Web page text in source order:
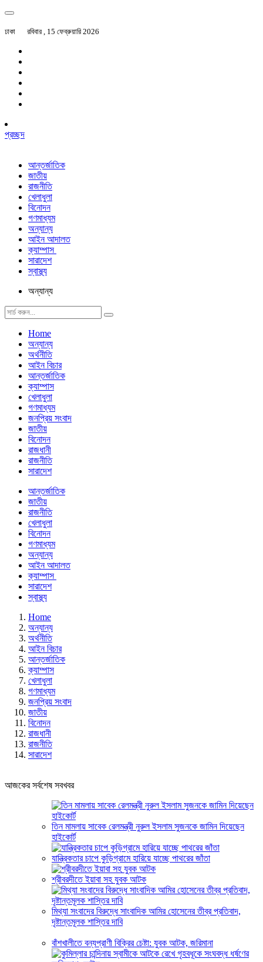
ঢাকা রবিবার , 15 ফেব্রুয়ারি 2026
প্রচ্ছদ
আন্তর্জাতিক
জাতীয়
রাজনীতি
খেলাধুলা
বিনোদন
গণমাধ্যম
অন্যান্য
আইন আদালত
ক্যাম্পাস
সারাদেশ
স্বাস্থ্য
অন্যান্য
Home
অন্যান্য
অর্থনীতি
আইন বিচার
আন্তর্জাতিক
ক্যাম্পাস
খেলাধুলা
গণমাধ্যম
জনপ্রিয় সংবাদ
জাতীয়
বিনোদন
রাজধানী
রাজনীতি
সারাদেশ
আন্তর্জাতিক
জাতীয়
রাজনীতি
খেলাধুলা
বিনোদন
গণমাধ্যম
অন্যান্য
আইন আদালত
ক্যাম্পাস
সারাদেশ
স্বাস্থ্য
Home
অন্যান্য
অর্থনীতি
আইন বিচার
আন্তর্জাতিক
ক্যাম্পাস
খেলাধুলা
গণমাধ্যম
জনপ্রিয় সংবাদ
জাতীয়
বিনোদন
রাজধানী
রাজনীতি
সারাদেশ
আজকের সর্বশেষ সবখবর
তিন মামলায় সাবেক রেলমন্ত্রী নুরুল ইসলাম সুজনকে জামিন দিয়েছেন
হাইকোর্ট
যান্ত্রিকতার চাপে কুড়িগ্রামে হারিয়ে যাচ্ছে পাথরের জাঁতা
শ্রীবরদীতে ইয়াবা সহ যুবক আটক
মিথ্যা সংবাদের বিরুদ্ধে সাংবাদিক আমির হোসেনের তীব্র প্রতিবাদ,
দৃষ্টান্তমূলক শাস্তির দাবি
বাঁশখালীতে বন্যপ্রাণী বিক্রির চেষ্টা: যুবক আটক, জরিমানা